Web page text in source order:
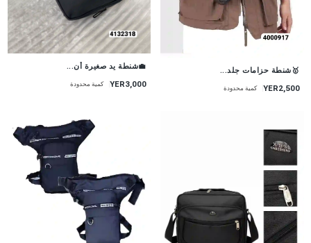
🥇شنطة حزامات جلد...
YER2,500 كمية محدودة
💼شنطة يد صغيرة أن...
YER3,000 كمية محدودة